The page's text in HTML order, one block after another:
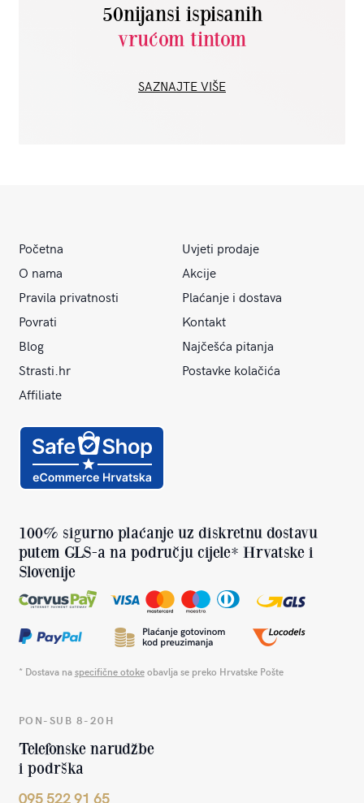
50nijansi ispisanih
vrućom tintom
SAZNAJTE VIŠE
Početna
Uvjeti prodaje
O nama
Akcije
Pravila privatnosti
Plaćanje i dostava
Povrati
Kontakt
Blog
Najčešća pitanja
Strasti.hr
Postavke kolačića
Affiliate
100% sigurno plaćanje uz diskretnu dostavu
putem GLS-a na području cijele* Hrvatske i
Slovenije
* Dostava naspecifične otokeobavlja se preko Hrvatske Pošte
PON-SUB 8-20H
Telefonske narudžbe
i podrška
095 522 91 65